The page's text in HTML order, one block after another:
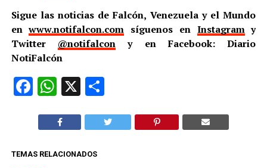
Sigue las noticias de Falcón, Venezuela y el Mundo
enwww.notifalcon.com síguenos en Instagramy
Twitter @notifalcon y en Facebook: Diario
NotiFalcón
Facebook
WhatsApp
X Compartir
TEMAS RELACIONADOS